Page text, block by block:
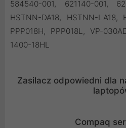
584540-001, 621140-001,
HSTNN-DA18, HSTNN-LA18,
PPP018H, PPP018L, VP-
1400-18HL
Zasilacz odpowiedni dla
Compaq